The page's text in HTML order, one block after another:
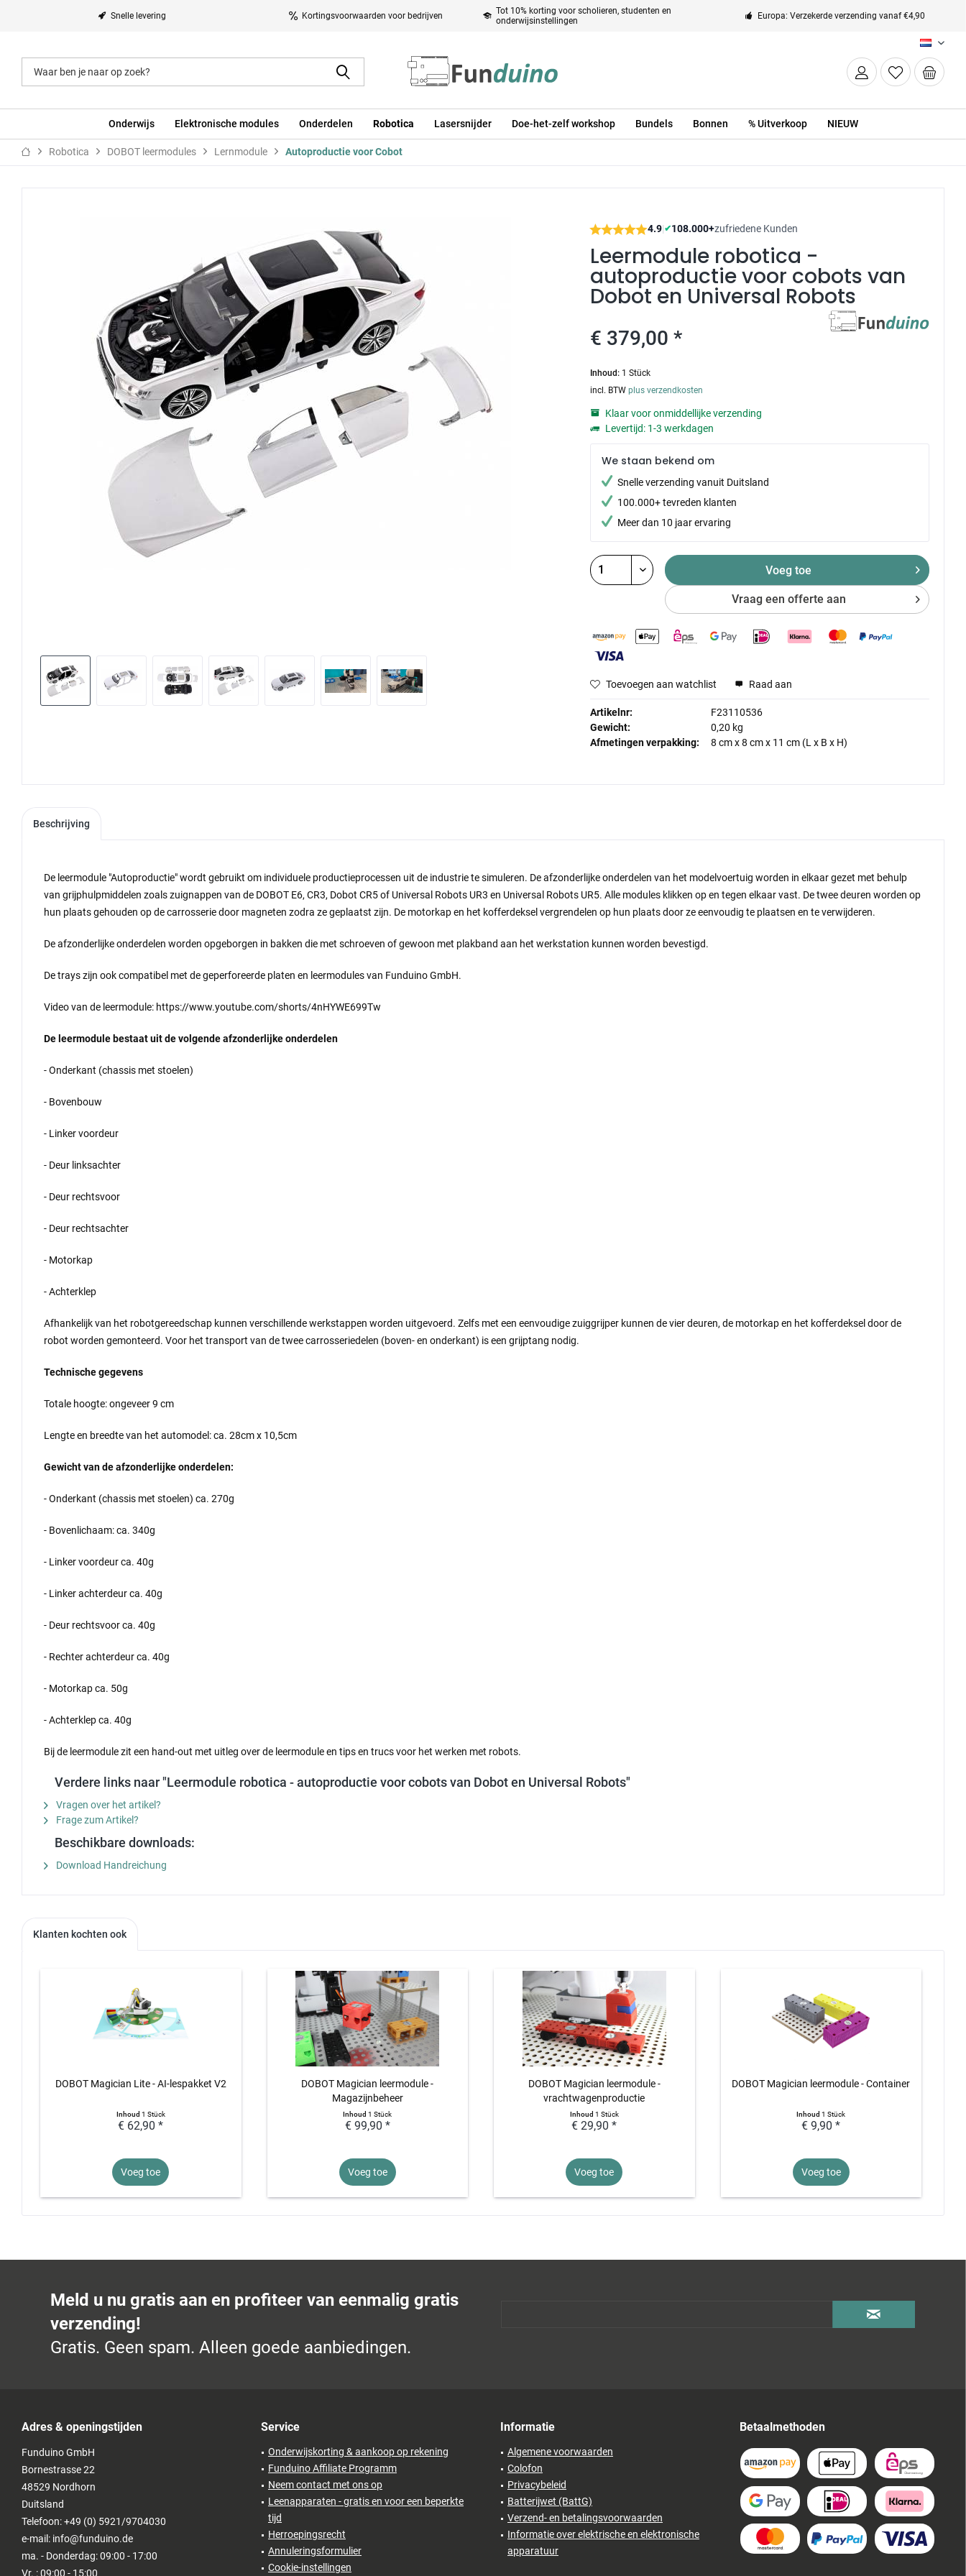
Snelle levering Kortingsvoorwaarden voor bedrijven
Tot 10% korting voor scholieren, studenten en
onderwijsinstellingen
Europa: Verzekerde verzending vanaf €4,90
NL
Onderwijs Elektronische modules Onderdelen Robotica Lasersnijder Doe-het-zelf workshop Bundels Bonnen % Uitverkoop NIEUW
Robotica DOBOT leermodules Lernmodule Autoproductie voor Cobot
4.9|✔108.000+zufriedene Kunden
Leermodule robotica -
autoproductie voor cobots van
Dobot en Universal Robots
€ 379,00 *
Inhoud: 1 Stück
incl. BTWplus verzendkosten
Klaar voor onmiddellijke verzending
Levertijd: 1-3 werkdagen
We staan bekend om
Snelle verzending vanuit Duitsland
100.000+ tevreden klanten
Meer dan 10 jaar ervaring
Voeg toe
Vraag een offerte aan
Toevoegen aan watchlist Raad aan
Artikelnr:
F23110536
Gewicht:
0,20 kg
Afmetingen verpakking:
8 cmx8 cmx 11 cm (L x B x H)
Beschrijving
De leermodule "Autoproductie" wordt gebruikt om individuele productieprocessen uit de industrie te simuleren. De afzonderlijke onderdelen van het modelvoertuig worden in elkaar gezet met behulp
van grijphulpmiddelen zoals zuignappen van de DOBOT E6, CR3, Dobot CR5 of Universal Robots UR3 en Universal Robots UR5. Alle modules klikken op en tegen elkaar vast. De twee deuren worden op
hun plaats gehouden op de carrosserie door magneten zodra ze geplaatst zijn. De motorkap en het kofferdeksel vergrendelen op hun plaats door ze eenvoudig te plaatsen en te verwijderen.
De afzonderlijke onderdelen worden opgeborgen in bakken die met schroeven of gewoon met plakband aan het werkstation kunnen worden bevestigd.
De trays zijn ook compatibel met de geperforeerde platen en leermodules van Funduino GmbH.
Video van de leermodule: https://www.youtube.com/shorts/4nHYWE699Tw
De leermodule bestaat uit de volgende afzonderlijke onderdelen
- Onderkant (chassis met stoelen)
- Bovenbouw
- Linker voordeur
- Deur linksachter
- Deur rechtsvoor
- Deur rechtsachter
- Motorkap
- Achterklep
Afhankelijk van het robotgereedschap kunnen verschillende werkstappen worden uitgevoerd. Zelfs met een eenvoudige zuiggrijper kunnen de vier deuren, de motorkap en het kofferdeksel door de
robot worden gemonteerd. Voor het transport van de twee carrosseriedelen (boven- en onderkant) is een grijptang nodig.
Technische gegevens
Totale hoogte: ongeveer 9 cm
Lengte en breedte van het automodel: ca. 28cm x 10,5cm
Gewicht van de afzonderlijke onderdelen:
- Onderkant (chassis met stoelen) ca. 270g
- Bovenlichaam: ca. 340g
- Linker voordeur ca. 40g
- Linker achterdeur ca. 40g
- Deur rechtsvoor ca. 40g
- Rechter achterdeur ca. 40g
- Motorkap ca. 50g
- Achterklep ca. 40g
Bij de leermodule zit een hand-out met uitleg over de leermodule en tips en trucs voor het werken met robots.
Verdere links naar "Leermodule robotica - autoproductie voor cobots van Dobot en Universal Robots"
Vragen over het artikel?
Frage zum Artikel?
Beschikbare downloads:
Download Handreichung
Klanten kochten ook
DOBOT Magician Lite - AI-lespakket V2
Inhoud 1 Stück
€ 62,90 *
Voeg toe
DOBOT Magician leermodule -
Magazijnbeheer
Inhoud1 Stück
€ 99,90 *
Voeg toe
DOBOT Magician leermodule -
vrachtwagenproductie
Inhoud 1 Stück
€ 29,90 *
Voeg toe
DOBOT Magician leermodule - Container
Inhoud1 Stück
€ 9,90 *
Voeg toe
Meld u nu gratis aan en profiteer van eenmalig gratis
verzending!
Gratis. Geen spam. Alleen goede aanbiedingen.
Adres & openingstijden
Funduino GmbH
Bornestrasse 22
48529 Nordhorn
Duitsland
Telefoon: +49 (0) 5921/9704030
e-mail: info@funduino.de
ma. - Donderdag: 09:00 - 17:00
Vr. : 09:00 - 15:00
Service
Onderwijskorting & aankoop op rekening
Funduino Affiliate Programm
Neem contact met ons op
Leenapparaten - gratis en voor een beperkte
tijd
Herroepingsrecht
Annuleringsformulier
Cookie-instellingen
Informatie
Algemene voorwaarden
Colofon
Privacybeleid
Batterijwet (BattG)
Verzend- en betalingsvoorwaarden
Informatie over elektrische en elektronische
apparatuur
Betaalmethoden